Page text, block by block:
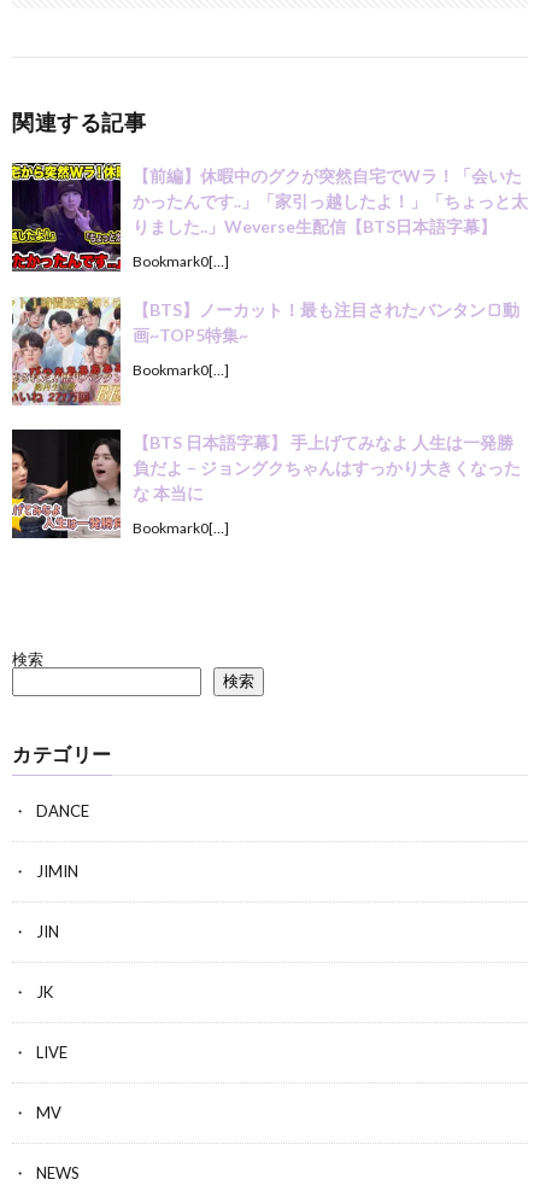
関連する記事
【前編】休暇中のグクが突然自宅でWラ！「会いた
かったんです..」「家引っ越したよ！」「ちょっと太
りました..」Weverse生配信【BTS日本語字幕】
Bookmark0[…]
【BTS】ノーカット！最も注目されたバンタン🍞動
画~TOP5特集~
Bookmark0[…]
【BTS 日本語字幕】 手上げてみなよ 人生は一発勝
負だよ – ジョングクちゃんはすっかり大きくなった
な 本当に
Bookmark0[…]
検索
検索
カテゴリー
DANCE
JIMIN
JIN
JK
LIVE
MV
NEWS